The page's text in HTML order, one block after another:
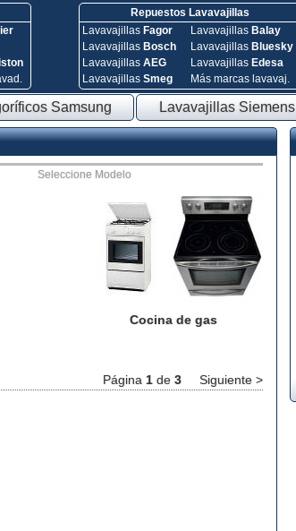
Repuestos Lavavajillas
Lavavajillas Fagor
Lavavajillas Bosch
Lavavajillas AEG
Lavavajillas Smeg
Lavavajillas Balay
Lavavajillas Bluesky
Lavavajillas Edesa
Más marcas lavavaj.
Samsung Lavavajillas Siemens
Seleccione Modelo
Cocina de gas
Página 1 de 3 Siguiente >